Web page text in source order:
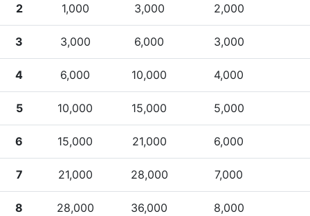
2 1,000 3,000 2,000
3 3,000 6,000 3,000
4 6,000 10,000 4,000
5 10,000 15,000 5,000
6 15,000 21,000 6,000
7 21,000 28,000 7,000
8 28,000 36,000 8,000